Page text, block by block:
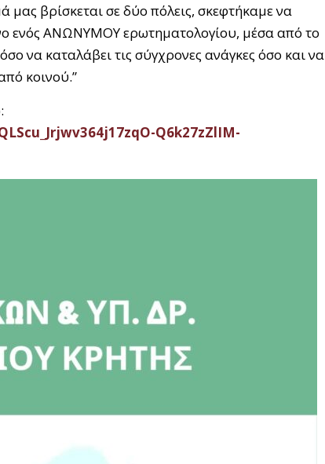
βρίσκεται σε δύο πόλεις, σκεφτήκαμε να
ενός ΑΝΩΝΥΜΟΥ ερωτηματολογίου, μέσα από το
να καταλάβει τις σύγχρονες ανάγκες όσο και να
κοινού.”
Q6k27zZlIM-